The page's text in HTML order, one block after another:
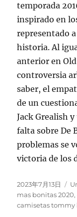
temporada
inspirado en
representado
historia. Al
anterior en
controversia
saber, el
de un
Jack Grealish
falta sobre De
problemas se
victoria de los
Publicado
el
2023年7月13日
mas bonitas 2020,
camisetas